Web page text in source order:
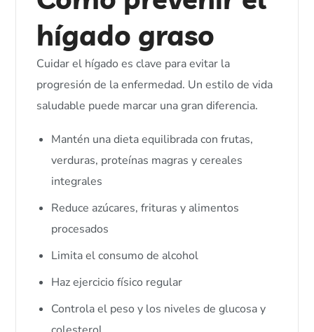
hígado graso
Cuidar el hígado es clave para evitar la
progresión de la enfermedad. Un estilo de vida
saludable puede marcar una gran diferencia.
Mantén una dieta equilibrada con frutas,
verduras, proteínas magras y cereales
integrales
Reduce azúcares, frituras y alimentos
procesados
Limita el consumo de alcohol
Haz ejercicio físico regular
Controla el peso y los niveles de glucosa y